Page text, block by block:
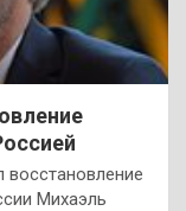
Михаэль